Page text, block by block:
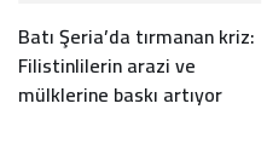
Batı Şeria’da tırmanan kriz:
Filistinlilerin arazi ve
mülklerine baskı artıyor